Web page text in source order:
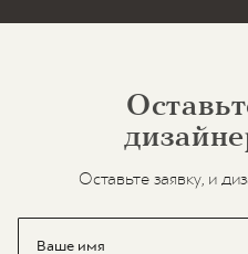
Оставьте заявку, и